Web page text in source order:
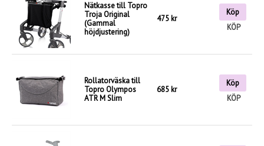
Nätkasse till Topro
Troja Original
(Gammal
höjdjustering)
475 kr
Köp
KÖP
Rollatorväska till
Topro Olympos
ATR M Slim
685 kr
Köp
KÖP